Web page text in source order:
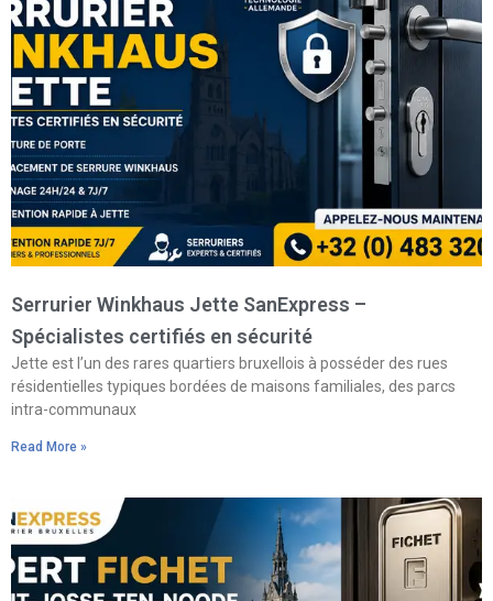
Serrurier Winkhaus Jette SanExpress –
Spécialistes certifiés en sécurité
Jette est l’un des rares quartiers bruxellois à posséder des rues
résidentielles typiques bordées de maisons familiales, des parcs
intra-communaux
Read More »